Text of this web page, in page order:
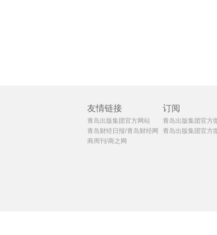
友情链接
青岛出版集团官方网站
青岛财经日报/青岛财经网
商周刊/商之网
订阅
青岛出版集团官方
青岛出版集团官方